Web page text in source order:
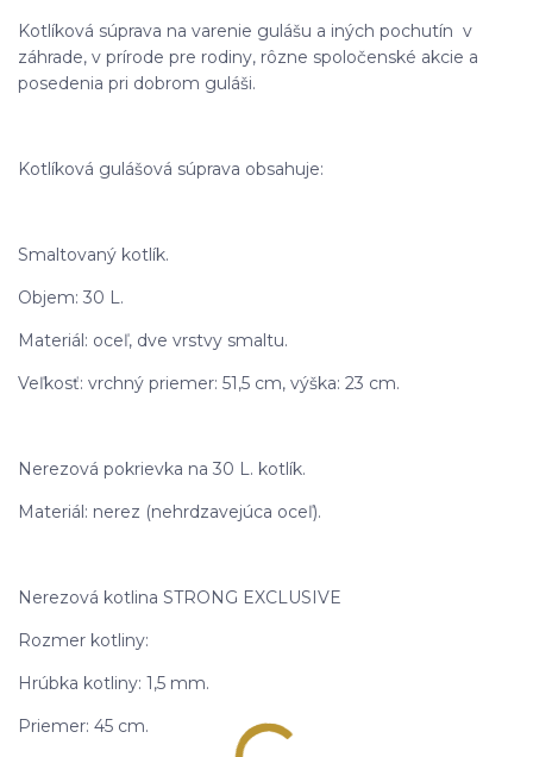
Kotlíková súprava na varenie gulášu a iných pochutín v
záhrade, v prírode pre rodiny, rôzne spoločenské akcie a
posedenia pri dobrom guláši.
Kotlíková gulášová súprava obsahuje:
Smaltovaný kotlík.
Objem: 30 L.
Materiál: oceľ, dve vrstvy smaltu.
Veľkosť: vrchný priemer: 51,5 cm, výška: 23 cm.
Nerezová pokrievka na 30 L. kotlík.
Materiál: nerez (nehrdzavejúca oceľ).
Nerezová kotlina STRONG EXCLUSIVE
Rozmer kotliny:
Hrúbka kotliny: 1,5 mm.
Priemer: 45 cm.